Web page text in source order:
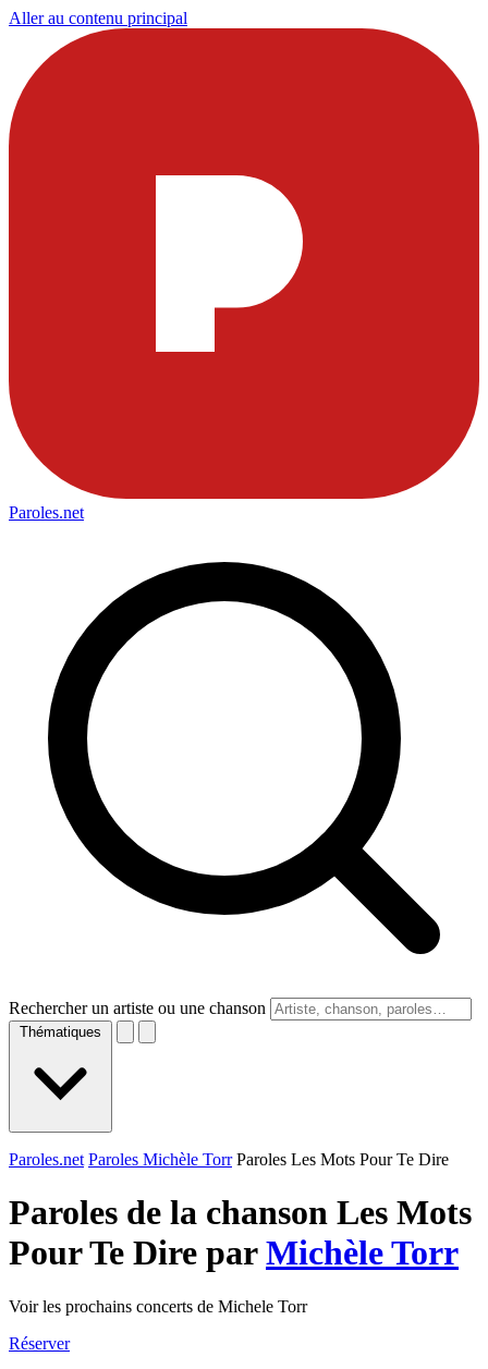
Aller au contenu principal
Paroles.net
Rechercher un artiste ou une chanson
Thématiques
Paroles.net Paroles Michèle Torr Paroles Les Mots Pour Te Dire
Paroles de la chanson Les Mots
Pour Te Dire parMichèle Torr
Voir les prochains concerts de Michele Torr
Réserver